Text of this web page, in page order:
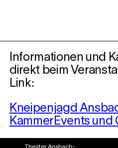
Informationen und
direkt beim
Link:
Kneipenjagd
KammerEvents und
Theater Ansbach-